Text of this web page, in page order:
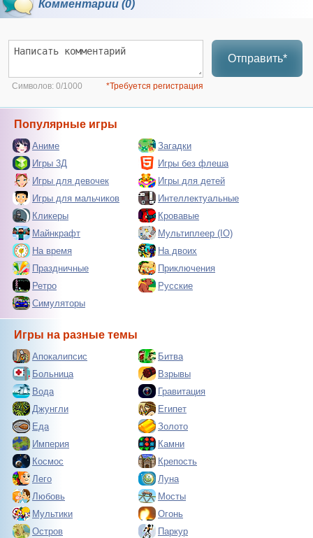
Комментарии (0)
Отправить*
Символов: 0/1000 *Требуется регистрация
Популярные игры
Аниме
Загадки
Игры 3Д
Игры без флеша
Игры для девочек
Игры для детей
Игры для мальчиков
Интеллектуальные
Кликеры
Кровавые
Майнкрафт
Мультиплеер (IO)
На время
На двоих
Праздничные
Приключения
Ретро
Русские
Симуляторы
Игры на разные темы
Апокалипсис
Битва
Больница
Взрывы
Вода
Гравитация
Джунгли
Египет
Еда
Золото
Империя
Камни
Космос
Крепость
Лего
Луна
Любовь
Мосты
Мультики
Огонь
Остров
Паркур